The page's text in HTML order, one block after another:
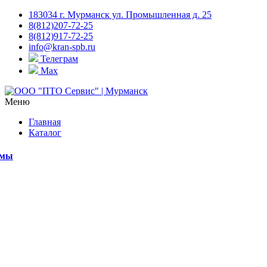
183034 г. Мурманск ул. Промышленная д. 25
8(812)207-72-25
8(812)917-72-25
info@kran-spb.ru
Телеграм
Max
Меню
Главная
Каталог